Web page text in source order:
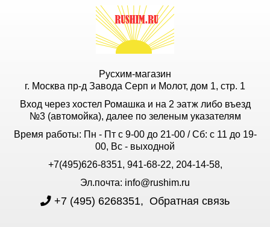
Русхим-магазин
г. Москва пр-д Завода Серп и Молот, дом 1, стр. 1
Вход через хостел Ромашка и на 2 эатж либо въезд
№3 (автомойка), далее по зеленым указателям
Время работы: Пн - Пт с 9-00 до 21-00 / Сб: с 11 до 19-
00, Вс - выходной
+7(495)626-8351, 941-68-22, 204-14-58,
Эл.почта: info@rushim.ru
+7 (495) 6268351, Обратная связь